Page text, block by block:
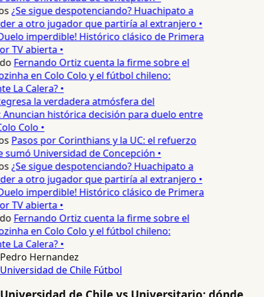
¿Se sigue despotenciando? Huachipato a
a otro jugador que partiría al extranjero •
imperdible! Histórico clásico de Primera
TV abierta •
Fernando Ortiz cuenta la firme sobre el
en Colo Colo y el fútbol chileno:
La Calera? •
la verdadera atmósfera del
histórica decisión para duelo entre
Colo •
Pasos por Corinthians y la UC: el refuerzo
Universidad de Concepción •
¿Se sigue despotenciando? Huachipato a
a otro jugador que partiría al extranjero •
imperdible! Histórico clásico de Primera
TV abierta •
Fernando Ortiz cuenta la firme sobre el
en Colo Colo y el fútbol chileno:
La Calera? •
Pedro Hernandez
Universidad de Chile Fútbol